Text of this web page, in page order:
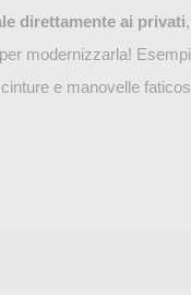
direttamente ai privati
modernizzarla!
e manovelle